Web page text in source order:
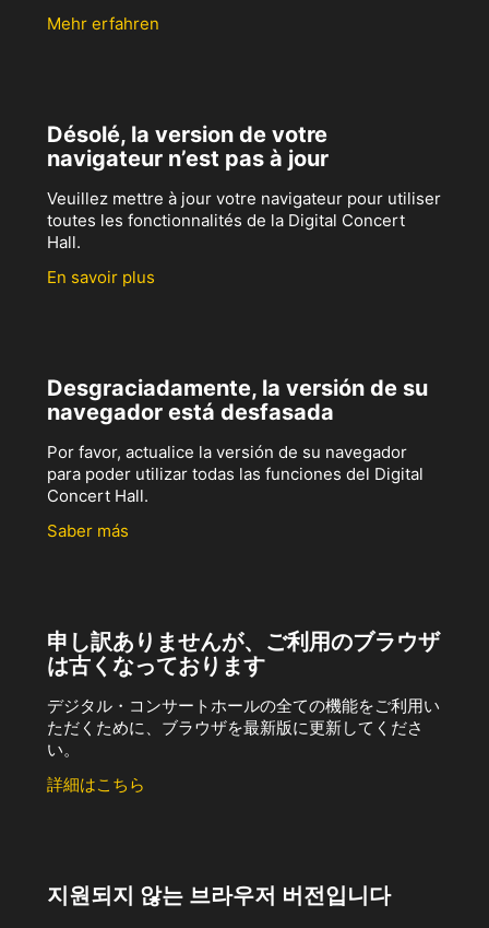
Mehr erfahren
Désolé, la version de votre
navigateur n’est pas à jour
Veuillez mettre à jour votre navigateur pour utiliser
toutes les fonctionnalités de la Digital Concert
Hall.
En savoir plus
Desgraciadamente, la versión de su
navegador está desfasada
Por favor, actualice la versión de su navegador
para poder utilizar todas las funciones del Digital
Concert Hall.
Saber más
申し訳ありませんが、ご利用のブラウザ
は古くなっております
デジタル・コンサートホールの全ての機能をご利用い
ただくために、ブラウザを最新版に更新してくださ
い。
詳細はこちら
지원되지 않는 브라우저 버전입니다